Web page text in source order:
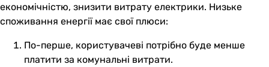
економічністю, знизити витрату електрики. Низьке
споживання енергії має свої плюси:
По-перше, користувачеві потрібно буде менше
платити за комунальні витрати.